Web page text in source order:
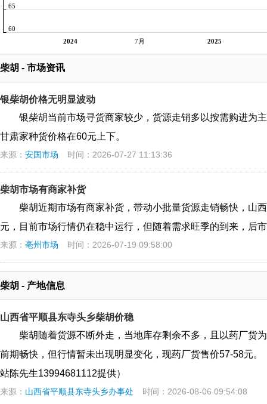
2024 7月 2025
60
65
柴胡 - 市场资讯
银柴胡价格无明显波动
银柴胡当前市场寻货商家较少，货源走销多以按需购进为
甘肃家种货价格在60元上下。
来源： 安国市场 时间：2026-07-27 11:13:36
柴胡市场有商家补货
柴胡近期市场有商家补货，带动小批量货源走销畅快，山
元，目前市场行情仍在稳中运行，但随着需求旺季的到来，后
来源： 亳州市场 时间：2026-07-19 09:58:00
柴胡 - 产地信息
山西省平顺县东寺头乡柴胡价稳
柴胡随着货源不断外走，当地库存剩余不多，且以药厂货
前期畅快，但行情暂未出现明显变化，现药厂货售价57-58元
站陈先生13994681112提供）
来源： 山西省平顺县东寺头乡办事处 时间：2026-08-06 09:54:08